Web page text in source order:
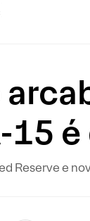
15
Reserve e